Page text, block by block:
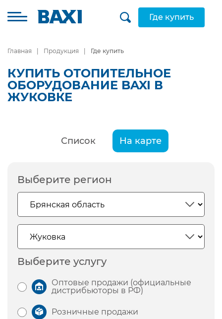
Где купить
Главная Продукция Где купить
КУПИТЬ ОТОПИТЕЛЬНОЕ
ОБОРУДОВАНИЕ BAXI В
ЖУКОВКЕ
Список На карте
Выберите регион
Выберите услугу
Оптовые продажи (официальные
дистрибьюторы в РФ)
Розничные продажи